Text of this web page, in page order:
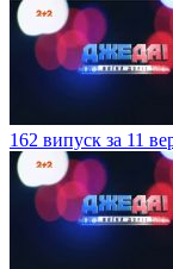
162 випуск за 11